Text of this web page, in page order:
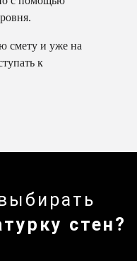
смету и уже на
к
стен?